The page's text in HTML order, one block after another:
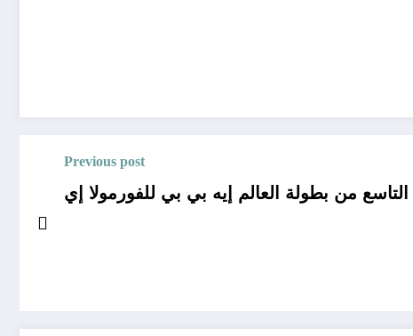
Previous post
من بطولة العالم إيه بي بي للفورمولا إي